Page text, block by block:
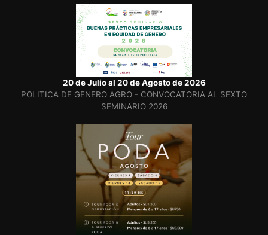
20 de Julio al 20 de Agosto de 2026
POLITICA DE GENERO AGRO - CONVOCATORIA AL SEXTO
SEMINARIO 2026